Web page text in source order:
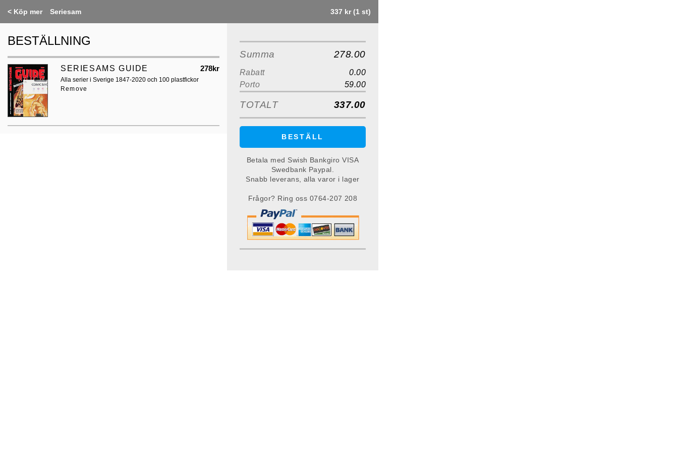
< Köp mer Seriesam 337 kr (1 st)
BESTÄLLNING
SERIESAMS GUIDE 278kr
Alla serier i Sverige 1847-2020 och 100 plastfickor
Remove
Summa 278.00
Rabatt
0.00
Porto
59.00
TOTALT 337.00
BESTÄLL
Betala med Swish Bankgiro VISA
Swedbank Paypal.
Snabb leverans, alla varor i lager
Frågor? Ring oss 0764-207 208